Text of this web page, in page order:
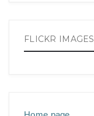
FLICKR IMAGES